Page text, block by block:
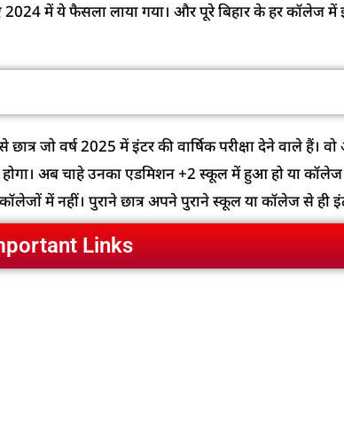
में ये फैसला लाया गया। और पूरे बिहार के हर कॉलेज में
जो वर्ष 2025 में इंटर की वार्षिक परीक्षा देने वाले हैं।
होगा। अब चाहे उनका एडमिशन +2 स्कूल में हुआ हो या
में नहीं। पुराने छात्र अपने पुराने स्कूल या कॉलेज से ही
Links